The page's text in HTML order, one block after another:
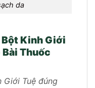
da
Kinh Giới
Bài Thuốc
Giới Tuệ đúng